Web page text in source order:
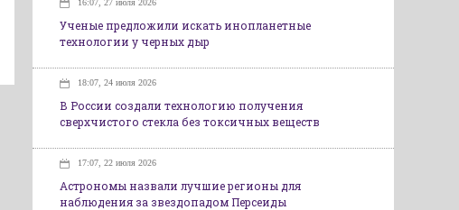
16:07, 27 июля 2026
Ученые предложили искать инопланетные
технологии у черных дыр
18:07, 24 июля 2026
В России создали технологию получения
сверхчистого стекла без токсичных веществ
17:07, 22 июля 2026
Астрономы назвали лучшие регионы для
наблюдения за звездопадом Персеиды